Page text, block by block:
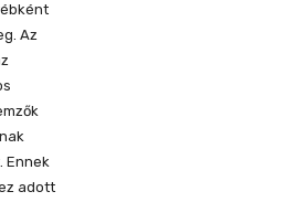
Az
Ennek
adott